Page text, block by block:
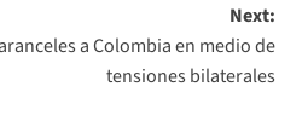
Next:
a Colombia en medio de
tensiones bilaterales